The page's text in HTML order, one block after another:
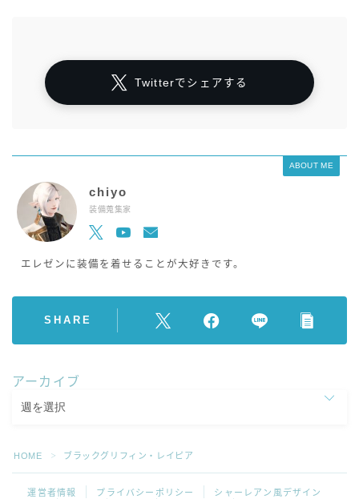
Twitterでシェアする
ABOUT ME
chiyo
装備蒐集家
エレゼンに装備を着せることが大好きです。
SHARE
アーカイブ
HOME ＞ ブラックグリフィン・レイピア
運営者情報 プライバシーポリシー シャーレアン風デザイン